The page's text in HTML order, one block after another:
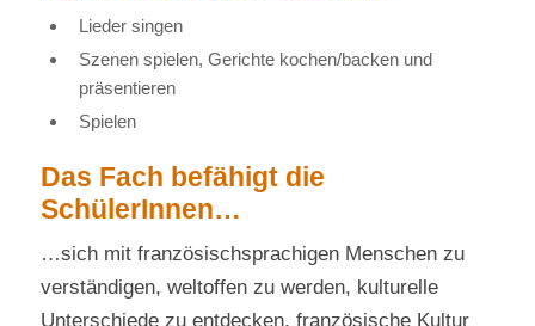
Lieder singen
Szenen spielen, Gerichte kochen/backen und
präsentieren
Spielen
Das Fach befähigt die
SchülerInnen…
…sich mit französischsprachigen Menschen zu
verständigen, weltoffen zu werden, kulturelle
Unterschiede zu entdecken, französische Kultur